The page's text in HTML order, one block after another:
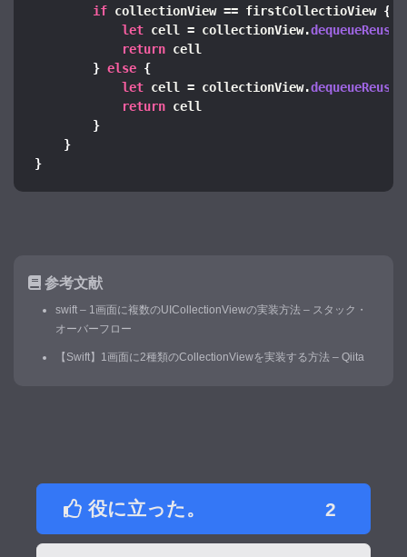
if collectionView == firstCollectioView {
let cell = collectionView.
return cell
} else {
let cell = collectionView.
return cell
}
}
}
参考文献
swift – 1画面に複数のUICollectionViewの実装方法 – スタック・
オーバーフロー
【Swift】1画面に2種類のCollectionViewを実装する方法 – Qiita
役に立った。 2